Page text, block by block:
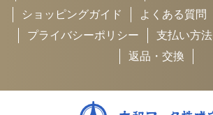
ショッピングガイド
よくある質問
プライバシーポリシー
支払い方法
返品・交換